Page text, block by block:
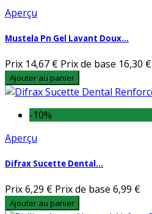
Aperçu
Mustela Pn Gel Lavant Doux...
Prix 14,67 € Prix de base 16,30 €
Ajouter au panier
-10%
Aperçu
Difrax Sucette Dental...
Prix6,29 € Prix de base 6,99 €
Ajouter au panier